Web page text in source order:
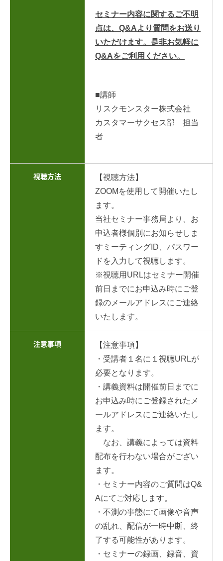
セミナー内容に関するご不明
点は、Q&Aより質問をお送り
いただけます。是非お気軽に
Q&Aをご利用ください。
■講師
リスクモンスター株式会社
カスタマーサクセス部 担当
者
視聴方法
【視聴方法】
ZOOMを使用して開催いたし
ます。
当社セミナー事務局より、お
申込者様個別にお知らせしま
すミーティングID、パスワー
ドを入力して視聴します。
※視聴用URLはセミナー開催
前日までにお申込み時にご登
録のメールアドレスにご連絡
いたします。
注意事項
【注意事項】
・受講者１名に１視聴URLが
必要となります。
・講義資料は開催前日までに
お申込み時にご登録されたメ
ールアドレスにご連絡いたし
ます。
なお、講義によっては資料
配布を行わない場合がござい
ます。
・セミナー内容のご質問はQ&
Aにてご対応します。
・不測の事態にて画像や音声
の乱れ、配信が一時中断、終
了する可能性があります。
・セミナーの録画、録音、資